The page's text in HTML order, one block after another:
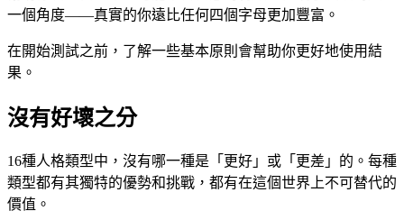
一個角度——真實的你遠比任何四個字母更加豐富。
在開始測試之前，了解一些基本原則會幫助你更好地使用結
果。
沒有好壞之分
16種人格類型中，沒有哪一種是「更好」或「更差」的。每種
類型都有其獨特的優勢和挑戰，都有在這個世界上不可替代的
價值。